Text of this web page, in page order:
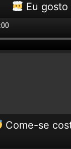
Eu
Come-se